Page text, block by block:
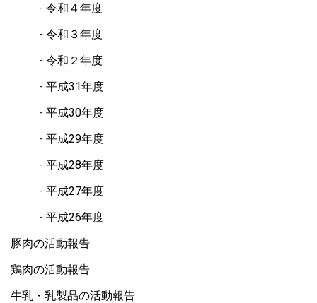
令和４年度
令和３年度
令和２年度
平成31年度
平成30年度
平成29年度
平成28年度
平成27年度
平成26年度
豚肉の活動報告
鶏肉の活動報告
牛乳・乳製品の活動報告